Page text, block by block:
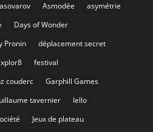
Asmodée
asymétrie
Days of Wonder
Pronin
déplacement secret
festival
couderc
Garphill Games
tavernier
Iello
Jeux de plateau